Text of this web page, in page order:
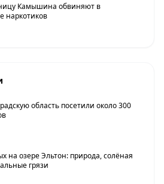
Камышина обвиняют в
наркотиков
область посетили около 300
на озере Эльтон: природа, солёная
грязи